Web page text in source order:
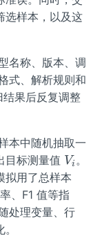
选样本，以及这
名称、版本、调
式、解析规则和
果后反复调整
本中随机抽取一
目标测量值 V_
{i}
Vi 。
拟用了总样本
、F1 值等指
处理变量、行